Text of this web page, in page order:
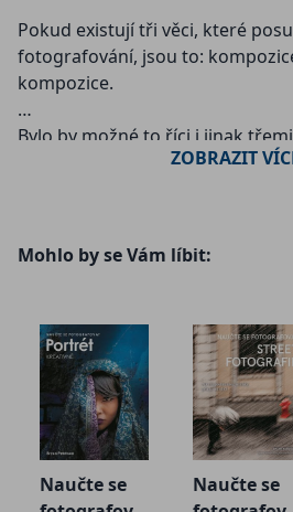
Pokud existují tři věci, které
fotografování, jsou to:
kompozice.
Bylo by možné to říci i jinak
kompozice, kámo. To třetí
nejnovější knize zúročil mnoho
pedagogické praxe a spolupráce
zásadní otázku: Jak jste
fotografiemi? Chcete se
ni jasně a konkrétně: Jde to,
kreativitu.
Fotografující majitelé
sváděni vějičkami typu: Tři rady
které hned a výrazně vylepší
ZOBRAZIT
Mohlo by se Vám líbit:
Naučte se
Naučte se